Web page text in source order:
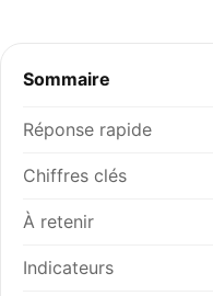
Sommaire
Réponse rapide
Chiffres clés
À retenir
Indicateurs